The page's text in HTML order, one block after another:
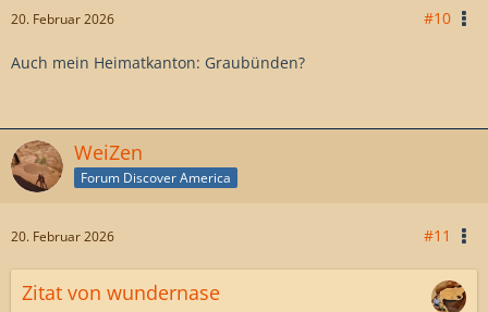
20. Februar 2026 #10
Auch mein Heimatkanton: Graubünden?
WeiZen
Forum Discover America
20. Februar 2026 #11
Zitat von wundernase